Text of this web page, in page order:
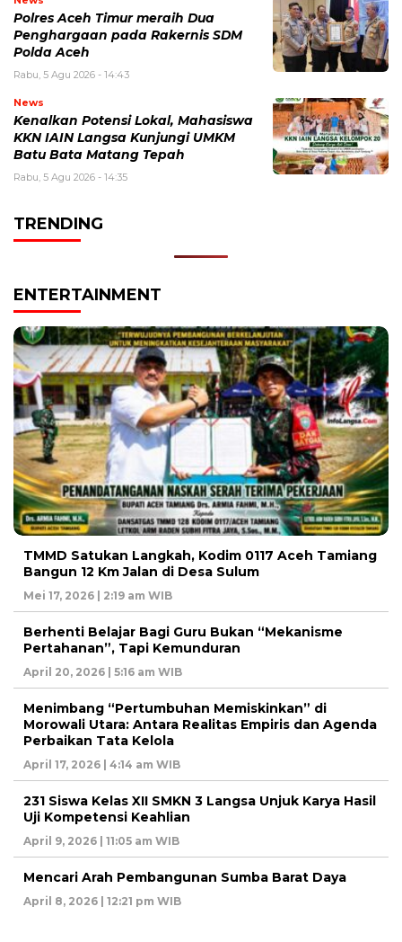
Polres Aceh Timur meraih Dua
Penghargaan pada Rakernis SDM
Polda Aceh
Rabu, 5 Agu 2026 - 14:43
News
Kenalkan Potensi Lokal, Mahasiswa
KKN IAIN Langsa Kunjungi UMKM
Batu Bata Matang Tepah
Rabu, 5 Agu 2026 - 14:35
TRENDING
ENTERTAINMENT
TMMD Satukan Langkah, Kodim 0117 Aceh Tamiang
Bangun 12 Km Jalan di Desa Sulum
Mei 17, 2026 | 2:19 am WIB
Berhenti Belajar Bagi Guru Bukan “Mekanisme
Pertahanan”, Tapi Kemunduran
April 20, 2026 | 5:16 am WIB
Menimbang “Pertumbuhan Memiskinkan” di
Morowali Utara: Antara Realitas Empiris dan Agenda
Perbaikan Tata Kelola
April 17, 2026 | 4:14 am WIB
231 Siswa Kelas XII SMKN 3 Langsa Unjuk Karya Hasil
Uji Kompetensi Keahlian
April 9, 2026 | 11:05 am WIB
Mencari Arah Pembangunan Sumba Barat Daya
April 8, 2026 | 12:21 pm WIB